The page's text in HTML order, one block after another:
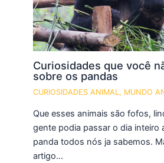
Curiosidades que você
sobre os pandas
CURIOSIDADES ANIMAL , MUNDO
Que esses animais são fofos,
gente podia passar o dia inteiro
panda todos nós ja sabemos.
artigo…